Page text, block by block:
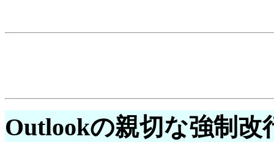
Outlookの親切な強制改